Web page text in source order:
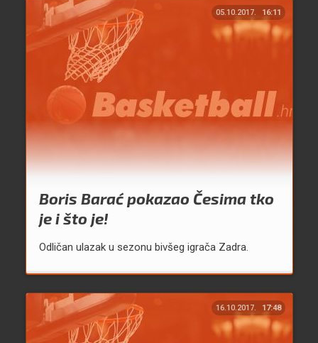
05.10.2017. 16:11
Boris Barać pokazao Česima tko
je i što je!
Odličan ulazak u sezonu bivšeg igrača Zadra.
16.10.2017. 17:48